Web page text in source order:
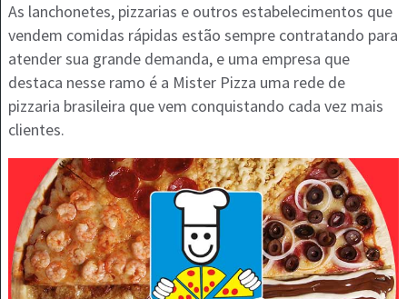
As lanchonetes, pizzarias e outros estabelecimentos que
vendem comidas rápidas estão sempre contratando para
atender sua grande demanda, e uma empresa que
destaca nesse ramo é a Mister Pizza uma rede de
pizzaria brasileira que vem conquistando cada vez mais
clientes.